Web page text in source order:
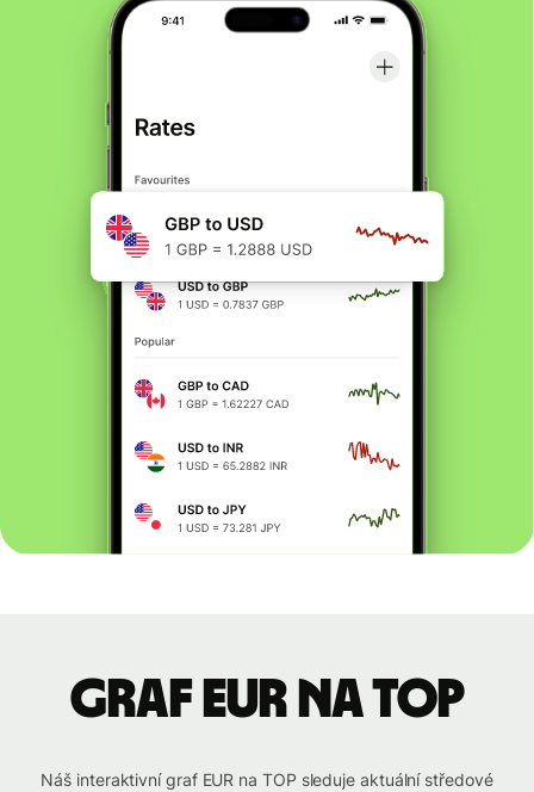
graf EUR na TOP
Náš interaktivní graf EUR na TOP sleduje aktuální středové